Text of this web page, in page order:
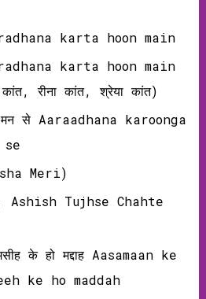
karta hoon main
karta hoon main
रीना कांत, श्रेया कांत)
मन से Aaraadhana karoonga
se
Meri)
Ashish Tujhse Chahte
के हो मद्दाह Aasamaan ke
ke ho maddah